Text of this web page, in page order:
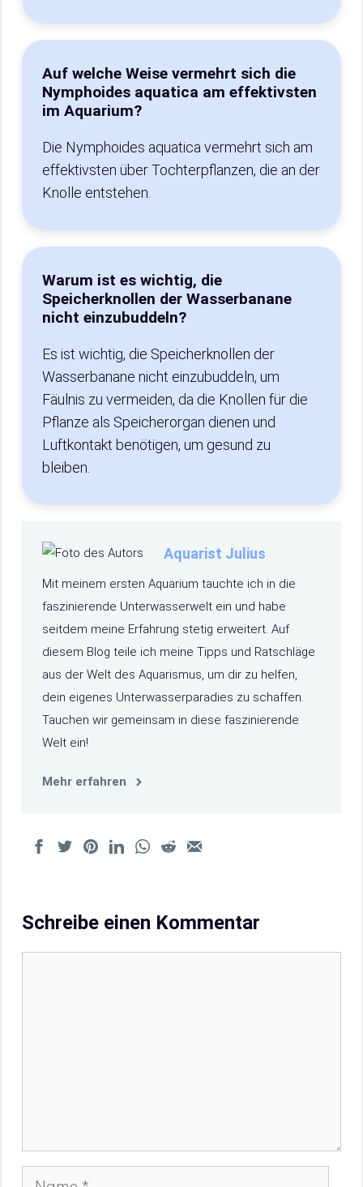
Auf welche Weise vermehrt sich die
Nymphoides aquatica am effektivsten
im Aquarium?
Die Nymphoides aquatica vermehrt sich am
effektivsten über Tochterpflanzen, die an der
Knolle entstehen.
Warum ist es wichtig, die
Speicherknollen der Wasserbanane
nicht einzubuddeln?
Es ist wichtig, die Speicherknollen der
Wasserbanane nicht einzubuddeln, um
Fäulnis zu vermeiden, da die Knollen für die
Pflanze als Speicherorgan dienen und
Luftkontakt benötigen, um gesund zu
bleiben.
Aquarist Julius
Mit meinem ersten Aquarium tauchte ich in die
faszinierende Unterwasserwelt ein und habe
seitdem meine Erfahrung stetig erweitert. Auf
diesem Blog teile ich meine Tipps und Ratschläge
aus der Welt des Aquarismus, um dir zu helfen,
dein eigenes Unterwasserparadies zu schaffen.
Tauchen wir gemeinsam in diese faszinierende
Welt ein!
Mehr erfahren
Schreibe einen Kommentar